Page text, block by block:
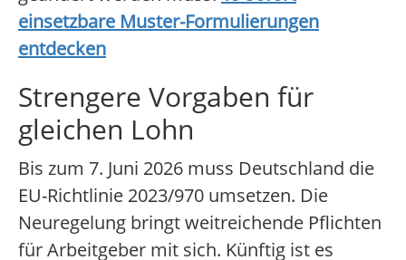
einsetzbare Muster-Formulierungen
entdecken
Strengere Vorgaben für
gleichen Lohn
Bis zum 7. Juni 2026 muss Deutschland die
EU-Richtlinie 2023/970 umsetzen. Die
Neuregelung bringt weitreichende Pflichten
für Arbeitgeber mit sich. Künftig ist es